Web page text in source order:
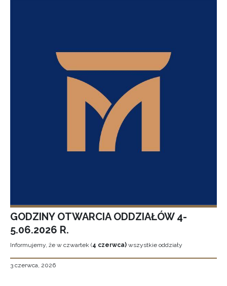
GODZINY OTWARCIA ODDZIAŁÓW 4-
5.06.2026 R.
Informujemy, że w czwartek (4 czerwca) wszystkie oddziały
3 czerwca, 2026